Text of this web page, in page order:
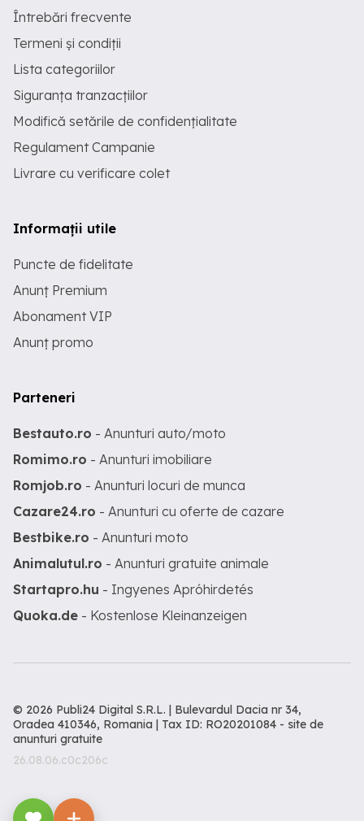
Întrebări frecvente
Termeni și condiții
Lista categoriilor
Siguranța tranzacțiilor
Modifică setările de confidențialitate
Regulament Campanie
Livrare cu verificare colet
Informații utile
Puncte de fidelitate
Anunț Premium
Abonament VIP
Anunț promo
Parteneri
Bestauto.ro - Anunturi auto/moto
Romimo.ro - Anunturi imobiliare
Romjob.ro - Anunturi locuri de munca
Cazare24.ro - Anunturi cu oferte de cazare
Bestbike.ro - Anunturi moto
Animalutul.ro - Anunturi gratuite animale
Startapro.hu - Ingyenes Apróhirdetés
Quoka.de - Kostenlose Kleinanzeigen
© 2026 Publi24 Digital S.R.L. | Bulevardul Dacia nr 34,
Oradea 410346, Romania | Tax ID: RO20201084 - site de
anunturi gratuite
26.08.06.c0c206c